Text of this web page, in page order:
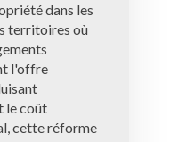
dans les
territoires où
l'offre
le coût
cette réforme